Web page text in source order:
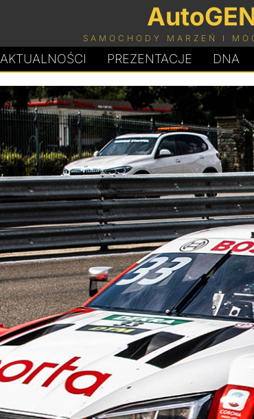
SAMOCHODY MARZEŃ I
AKTUALNOŚCI PREZENTACJE DNA